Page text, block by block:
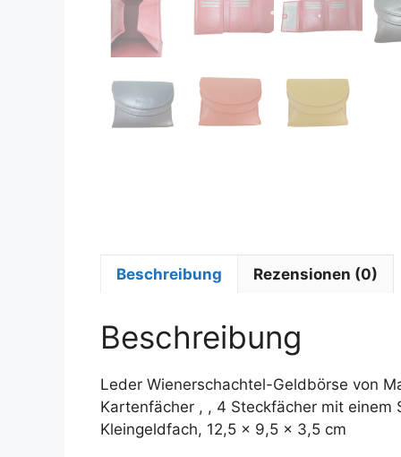
Beschreibung Rezensionen (0)
Beschreibung
Leder Wienerschachtel-Geldbörse von
Kartenfächer , , 4 Steckfächer mit einem
Kleingeldfach, 12,5 x 9,5 x 3,5 cm